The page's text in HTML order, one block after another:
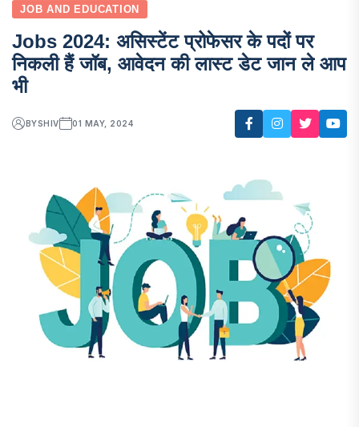
JOB AND EDUCATION
Jobs 2024: असिस्टेंट प्रोफेसर के पदों पर
निकली हैं जॉब, आवेदन की लास्ट डेट जान ले आप
भी
BYSHIV 01 MAY, 2024